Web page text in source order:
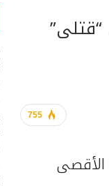
“قتلى”
755
الأقصى